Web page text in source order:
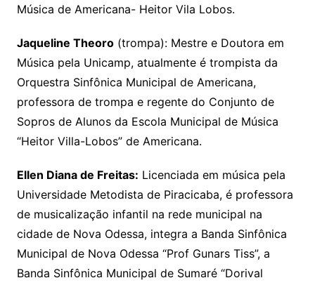
Música de Americana- Heitor Vila Lobos.
Jaqueline Theoro(trompa): Mestre e Doutora em
Música pela Unicamp, atualmente é trompista da
Orquestra Sinfônica Municipal de Americana,
professora de trompa e regente do Conjunto de
Sopros de Alunos da Escola Municipal de Música
“Heitor Villa-Lobos” de Americana.
Ellen Diana de Freitas: Licenciada em música pela
Universidade Metodista de Piracicaba, é professora
de musicalização infantil na rede municipal na
cidade de Nova Odessa, integra a Banda Sinfônica
Municipal de Nova Odessa “Prof Gunars Tiss”, a
Banda Sinfônica Municipal de Sumaré “Dorival